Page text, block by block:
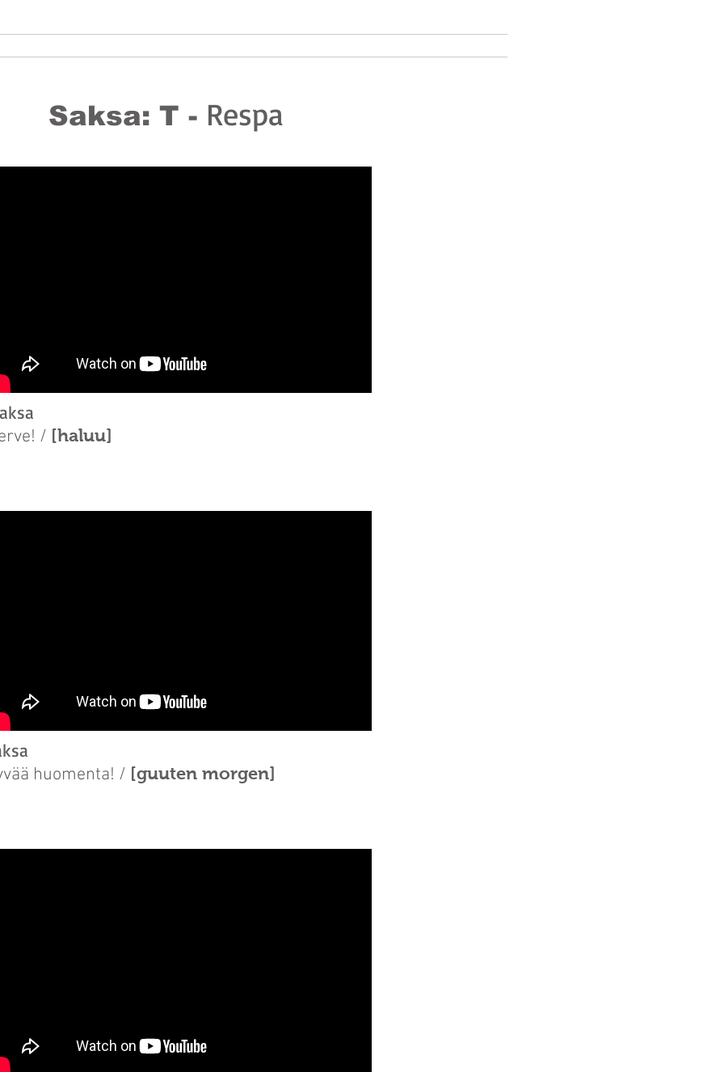
Saksa: T - Respa
/ [haluu]
huomenta! / [guuten morgen]